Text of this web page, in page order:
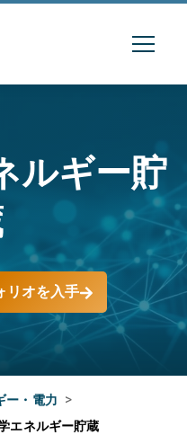
ルギー貯
リオを入手
ー・電力 >
エネルギー貯蔵